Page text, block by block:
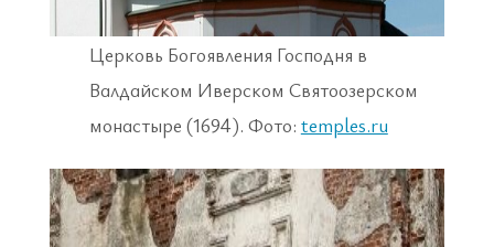
Церковь Богоявления Господня в
Валдайском Иверском Святоозерском
монастыре (1694). Фото: temples.ru